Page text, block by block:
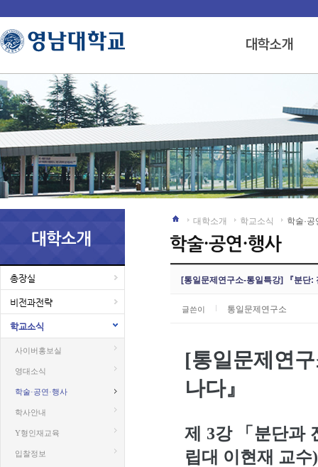
총장실
비전과전략
학교소식
사이버홍보실
영대소식
학술·공연·행사
학사안내
Y형인재교육
입찰정보
대학소개 학교소식 학술·공
[통일문제연구소-통일특강] 『분단:
글쓴이 통일문제연구소
[통일문제연
나다』
제 3강
「분단과
립대 이현재 교수